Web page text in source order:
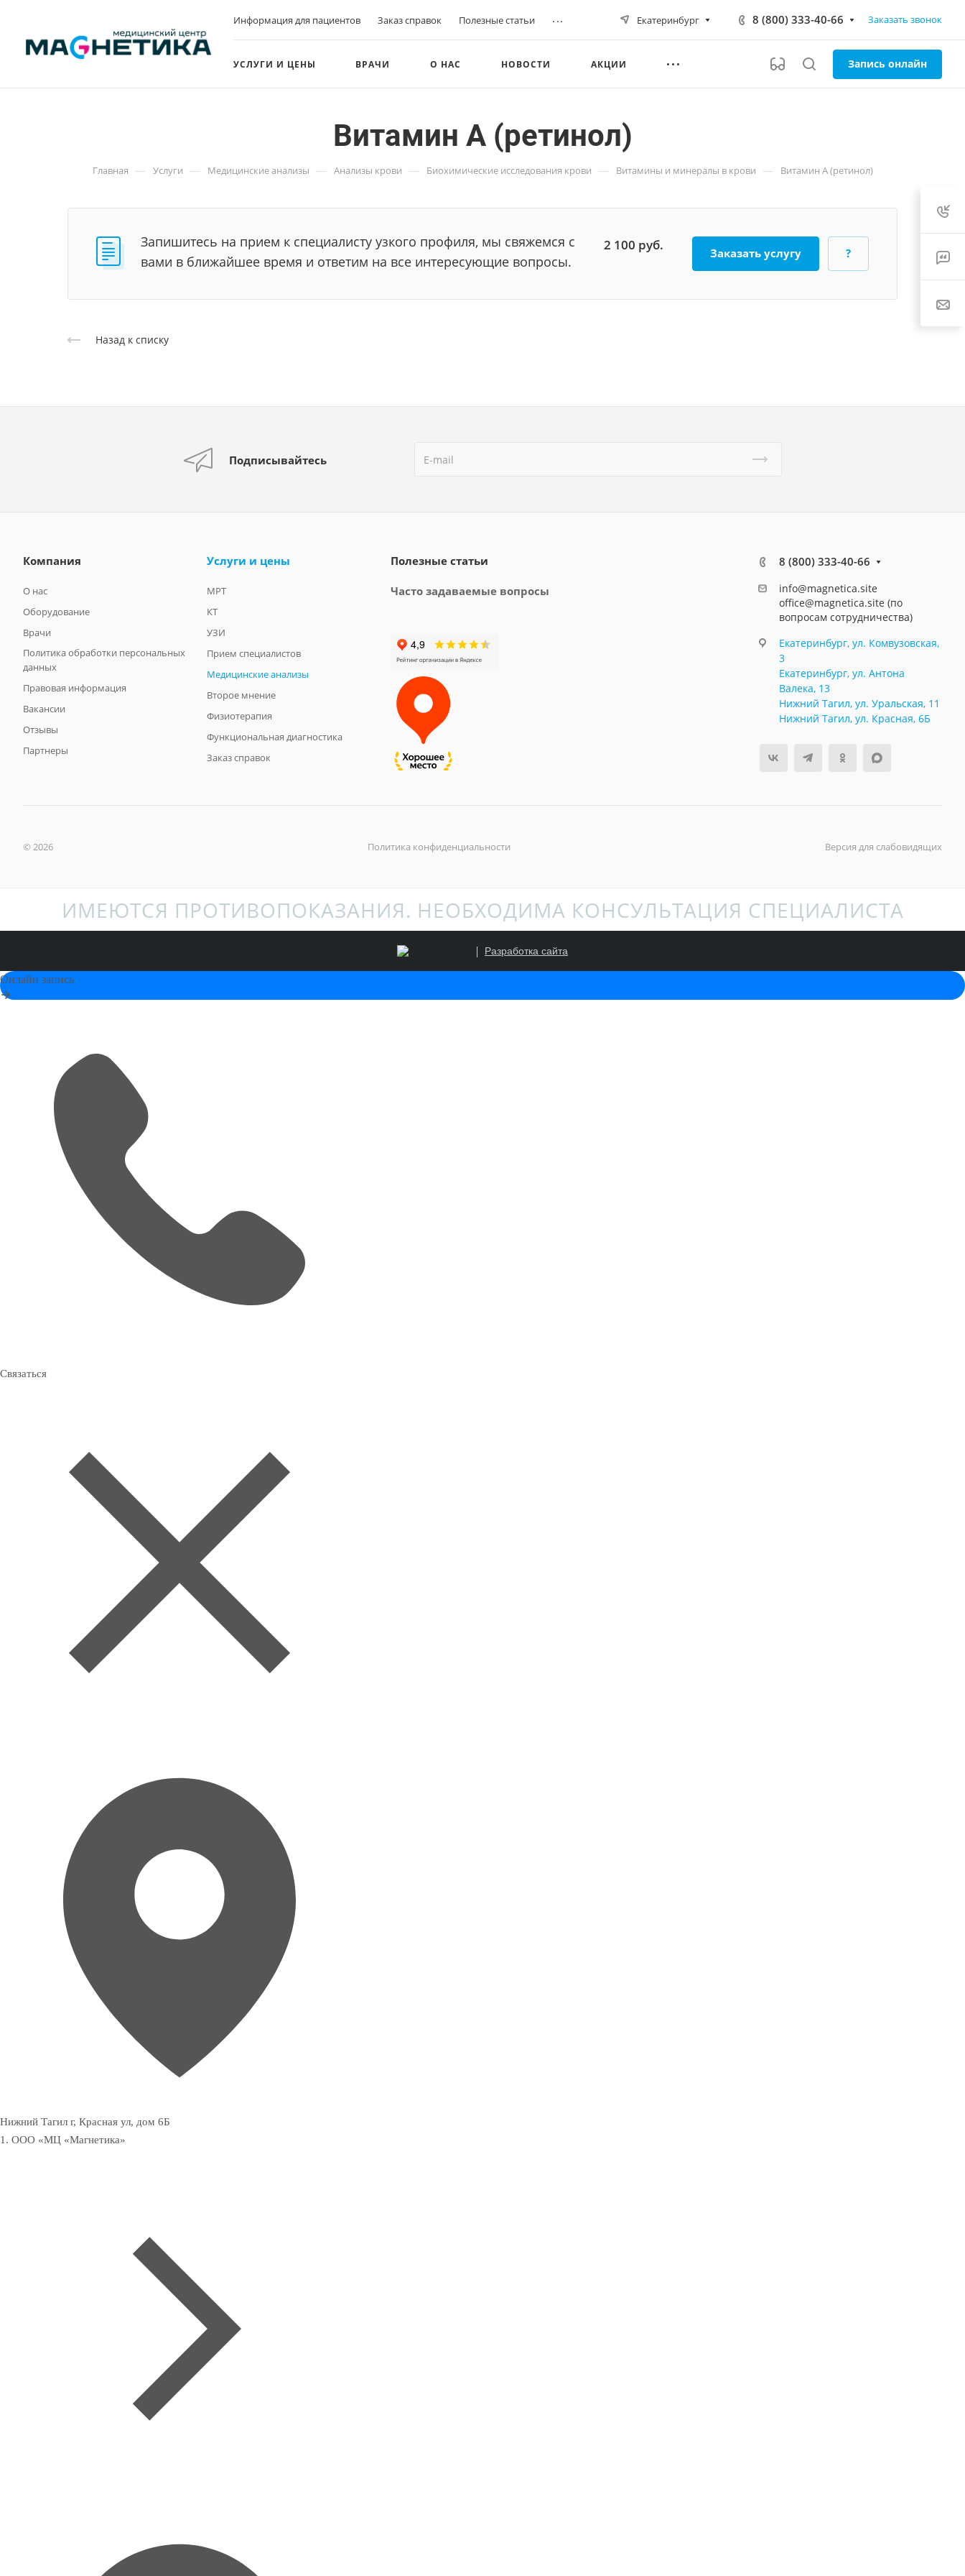
Информация для пациентов Заказ справок Полезные статьи ... Екатеринбург 8 (800) 333-40-66 Заказать звонок
УСЛУГИ И ЦЕНЫ ВРАЧИ О НАС НОВОСТИ АКЦИИ Запись онлайн
Витамин A (ретинол)
Главная — Услуги — Медицинские анализы — Анализы крови — Биохимические исследования крови — Витамины и минералы в крови — Витамин A (ретинол)
Запишитесь на прием к специалисту узкого профиля, мы свяжемся с
вами в ближайшее время и ответим на все интересующие вопросы.
2 100 руб. Заказать услугу ?
Назад к списку
Подписывайтесь
Компания
О нас
Оборудование
Врачи
Политика обработки персональных
данных
Правовая информация
Вакансии
Отзывы
Партнеры
Услуги и цены
МРТ
КТ
УЗИ
Прием специалистов
Медицинские анализы
Второе мнение
Физиотерапия
Функциональная диагностика
Заказ справок
Полезные статьи
Часто задаваемые вопросы
8 (800) 333-40-66
info@magnetica.site
office@magnetica.site (по
вопросам сотрудничества)
Екатеринбург, ул. Комвузовская,
3
Екатеринбург, ул. Антона
Валека, 13
Нижний Тагил, ул. Уральская, 11
Нижний Тагил, ул. Красная, 6Б
© 2026 Политика конфиденциальности Версия для слабовидящих
ИМЕЮТСЯ ПРОТИВОПОКАЗАНИЯ. НЕОБХОДИМА КОНСУЛЬТАЦИЯ СПЕЦИАЛИСТА
Разработка сайта